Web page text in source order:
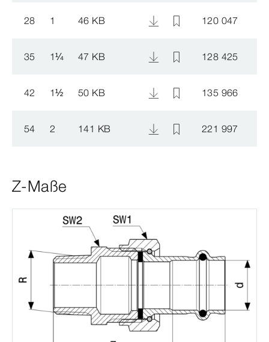
28 1 46 KB 120 047
35 1¼ 47 KB 128 425
42 1½ 50 KB 135 966
54 2 141 KB 221 997
Z-Maße